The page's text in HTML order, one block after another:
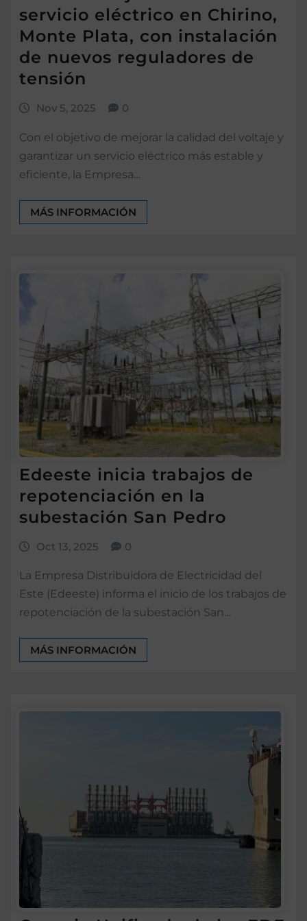
servicio eléctrico en Chirino,
Monte Plata, con instalación
de nuevos reguladores de
tensión
Nov 5, 2025 0
Con el objetivo de mejorar la calidad del voltaje y
garantizar un servicio eléctrico más estable y
eficiente, la Empresa…
MÁS INFORMACIÓN
Edeeste inicia trabajos de
repotenciación en la
subestación San Pedro
Oct 13, 2025 0
La Empresa Distribuidora de Electricidad del
Este (Edeeste) informa el inicio de los trabajos de
repotenciación de la subestación San…
MÁS INFORMACIÓN